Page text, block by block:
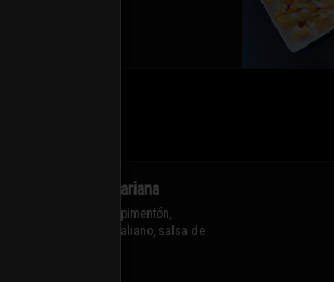
Chorrillana vegetariana
Papas fritas, cebolla, pimentón,
champiñón, zapallo italiano, salsa de